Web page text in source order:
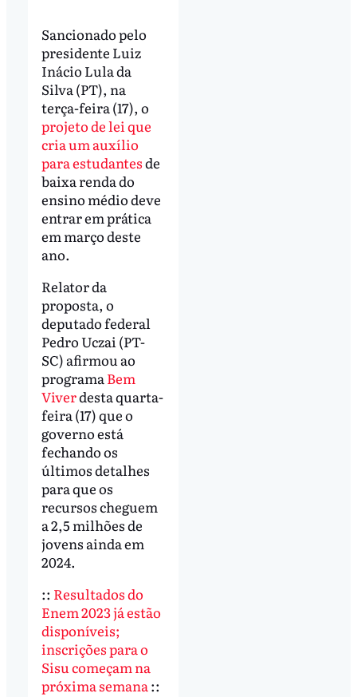
Sancionado pelo
presidente Luiz
Inácio Lula da
Silva (PT), na
terça-feira (17), o
projeto de lei que
cria um auxílio
para estudantesde
baixa renda do
ensino médio deve
entrar em prática
em março deste
ano.
Relator da
proposta, o
deputado federal
Pedro Uczai (PT-
SC) afirmou ao
programaBem
Viverdesta quarta-
feira (17) que o
governo está
fechando os
últimos detalhes
para que os
recursos cheguem
a 2,5 milhões de
jovens ainda em
2024.
:: Resultados do
Enem 2023 já estão
disponíveis;
inscrições para o
Sisu começam na
próxima semana::